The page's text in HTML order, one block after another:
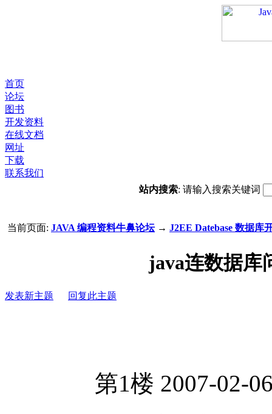
首页
论坛
图书
开发资料
在线文档
网址
下载
联系我们
站内搜索: 请输入搜索关键词
当前页面: JAVA 编程资料牛鼻论坛→ J2EE Datebase 数据库
java连数据库
发表新主题 回复此主题
第1楼 2007-02-